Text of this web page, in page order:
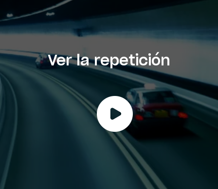
Ver la repetición